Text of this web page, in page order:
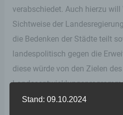
verabschiedet. Auch hierzu
Sichtweise der
die Bedenken der Städte teilt
landespolitisch gegen die
diese würde von den Zielen des
Stand: 09.10.2024